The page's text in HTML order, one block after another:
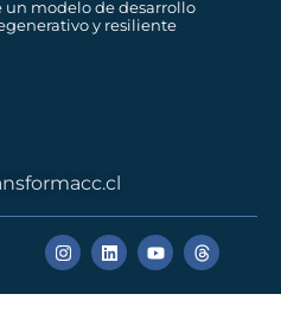
un modelo de desarrollo
y resiliente